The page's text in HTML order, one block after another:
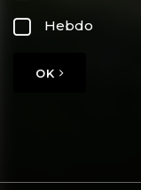
Hebdo
OK